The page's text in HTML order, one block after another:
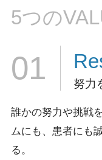
5つの
01 努力
誰かの努力や挑戦
ムにも、患者にも
る。